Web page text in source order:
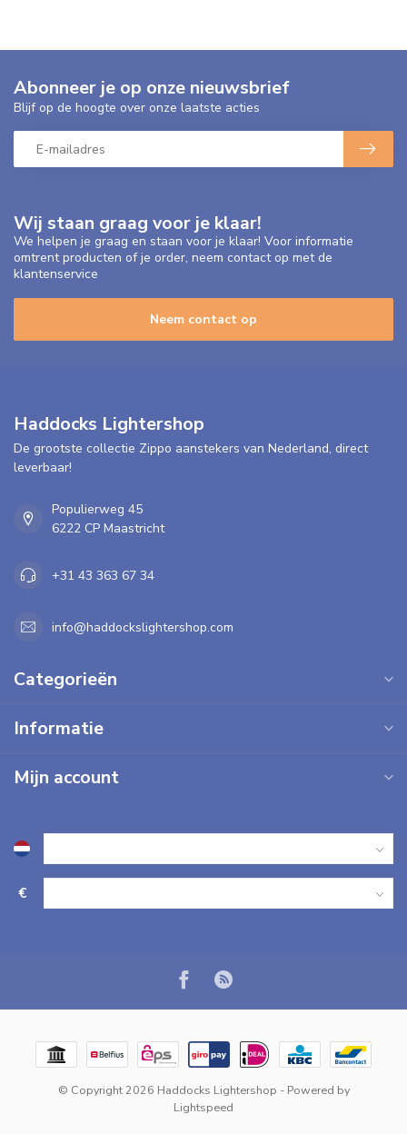
Wij staan graag voor je klaar!
We helpen je graag en staan voor je klaar! Voor informatie
omtrent producten of je order, neem contact op met de
klantenservice
Neem contact op
Abonneer je op onze nieuwsbrief
Blijf op de hoogte over onze laatste acties
Haddocks Lightershop
De grootste collectie Zippo aanstekers van Nederland, direct
leverbaar!
Populierweg 45
6222 CP Maastricht
+31 43 363 67 34
info@haddockslightershop.com
Categorieën
Informatie
Mijn account
€
© Copyright 2026 Haddocks Lightershop - Powered by
Lightspeed